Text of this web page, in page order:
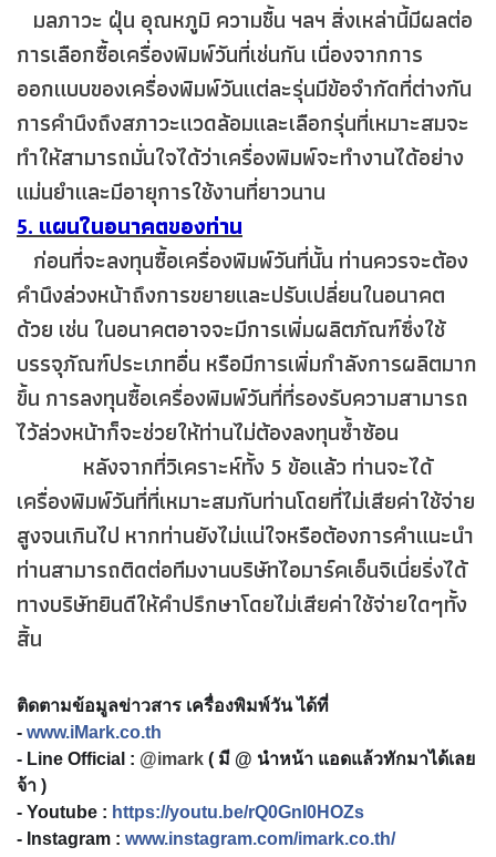
มลภาวะ ฝุ่น อุณหภูมิ ความชื้น ฯลฯ สิ่งเหล่านี้มีผลต่อ
การเลือกซื้อเครื่องพิมพ์วันที่เช่นกัน เนื่องจากการ
ออกแบบของเครื่องพิมพ์วันแต่ละรุ่นมีข้อจำกัดที่ต่างกัน
การคำนึงถึงสภาวะแวดล้อมและเลือกรุ่นที่เหมาะสมจะ
ทำให้สามารถมั่นใจได้ว่าเครื่องพิมพ์จะทำงานได้อย่าง
แม่นยำและมีอายุการใช้งานที่ยาวนาน
5. แผนในอนาคตของท่าน
ก่อนที่จะลงทุนซื้อเครื่องพิมพ์วันที่นั้น ท่านควรจะต้อง
คำนึงล่วงหน้าถึงการขยายและปรับเปลี่ยนในอนาคต
ด้วย เช่น ในอนาคตอาจจะมีการเพิ่มผลิตภัณฑ์ซึ่งใช้
บรรจุภัณฑ์ประเภทอื่น หรือมีการเพิ่มกำลังการผลิตมาก
ขึ้น การลงทุนซื้อเครื่องพิมพ์วันที่ที่รองรับความสามารถ
ไว้ล่วงหน้าก็จะช่วยให้ท่านไม่ต้องลงทุนซ้ำซ้อน
หลังจากที่วิเคราะห์ทั้ง 5 ข้อแล้ว ท่านจะได้
เครื่องพิมพ์วันที่ที่เหมาะสมกับท่านโดยที่ไม่เสียค่าใช้จ่าย
สูงจนเกินไป หากท่านยังไม่แน่ใจหรือต้องการคำแนะนำ
ท่านสามารถติดต่อทีมงานบริษัทไอมาร์คเอ็นจิเนี่ยริ่งได้
ทางบริษัทยินดีให้คำปรึกษาโดยไม่เสียค่าใช้จ่ายใดๆทั้ง
สิ้น
ติดตามข้อมูลข่าวสาร เครื่องพิมพ์วัน ได้ที่
- www.iMark.co.th
- Line Official : @imark ( มี @ นำหน้า แอดแล้วทักมาได้เลย
จ้า )
- Youtube : https://youtu.be/rQ0GnI0HOZs
- Instagram : www.instagram.com/imark.co.th/